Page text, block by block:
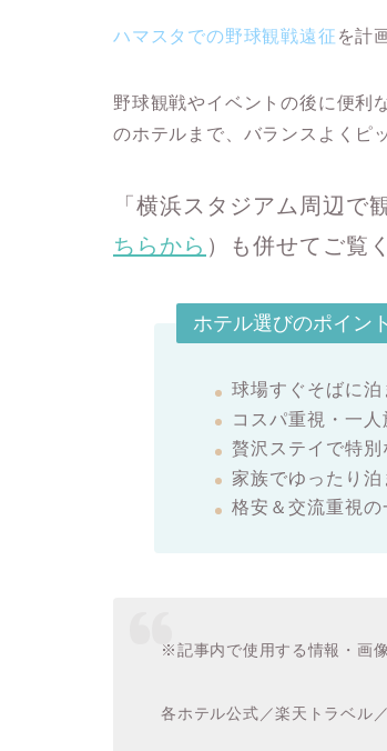
ハマスタでの野球観戦遠征 を計
野球観戦やイベントの後に便利
のホテルまで、バランスよくピ
「横浜スタジアム周辺で
ちらから ）も併せてご覧
ホテル選びのポイント
球場すぐそばに泊
コスパ重視・一
贅沢ステイで特
家族でゆったり泊
格安＆交流重視の
※記事内で使用する情報・画
各ホテル公式／楽天トラベル